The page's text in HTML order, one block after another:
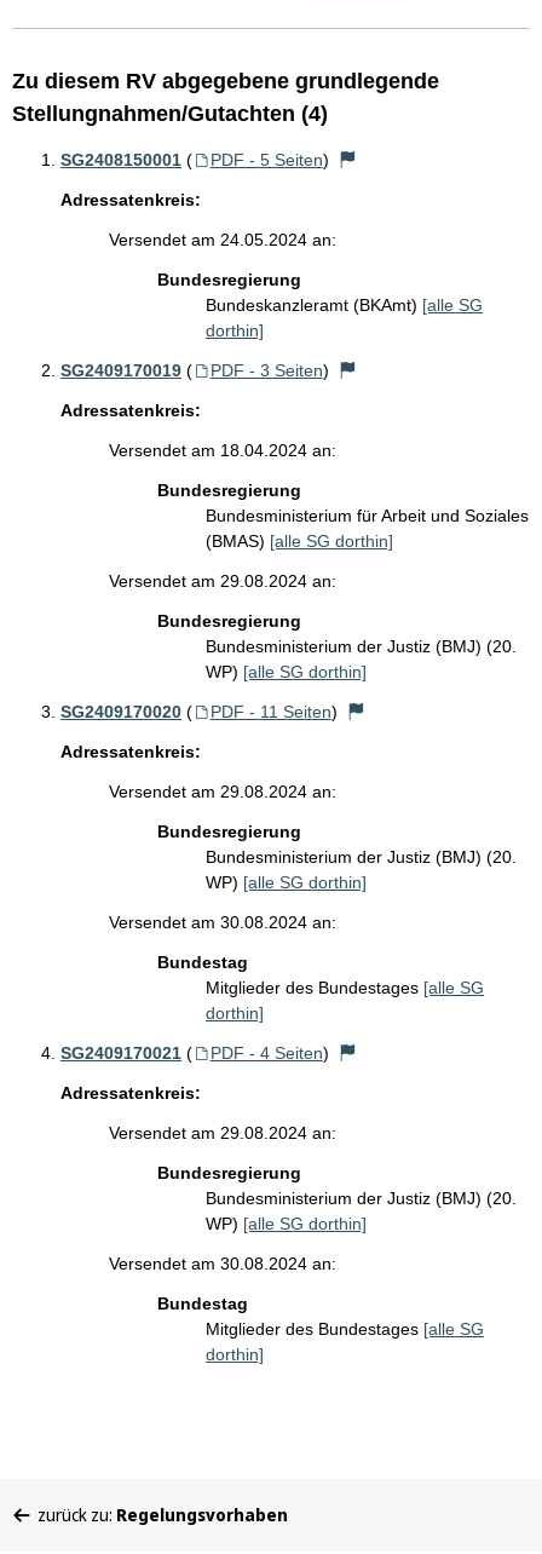
Zu diesem RV abgegebene grundlegende
Stellungnahmen/Gutachten (4)
SG2408150001 ( PDF - 5 Seiten)
Adressatenkreis:
Versendet am 24.05.2024 an:
Bundesregierung
Bundeskanzleramt (BKAmt) [alle SG
dorthin]
SG2409170019 ( PDF - 3 Seiten)
Adressatenkreis:
Versendet am 18.04.2024 an:
Bundesregierung
Bundesministerium für Arbeit und Soziales
(BMAS) [alle SG dorthin]
Versendet am 29.08.2024 an:
Bundesregierung
Bundesministerium der Justiz (BMJ) (20.
WP) [alle SG dorthin]
SG2409170020 ( PDF - 11 Seiten)
Adressatenkreis:
Versendet am 29.08.2024 an:
Bundesregierung
Bundesministerium der Justiz (BMJ) (20.
WP) [alle SG dorthin]
Versendet am 30.08.2024 an:
Bundestag
Mitglieder des Bundestages [alle SG
dorthin]
SG2409170021 ( PDF - 4 Seiten)
Adressatenkreis:
Versendet am 29.08.2024 an:
Bundesregierung
Bundesministerium der Justiz (BMJ) (20.
WP) [alle SG dorthin]
Versendet am 30.08.2024 an:
Bundestag
Mitglieder des Bundestages [alle SG
dorthin]
befinden
zurück zu: Regelungsvorhaben